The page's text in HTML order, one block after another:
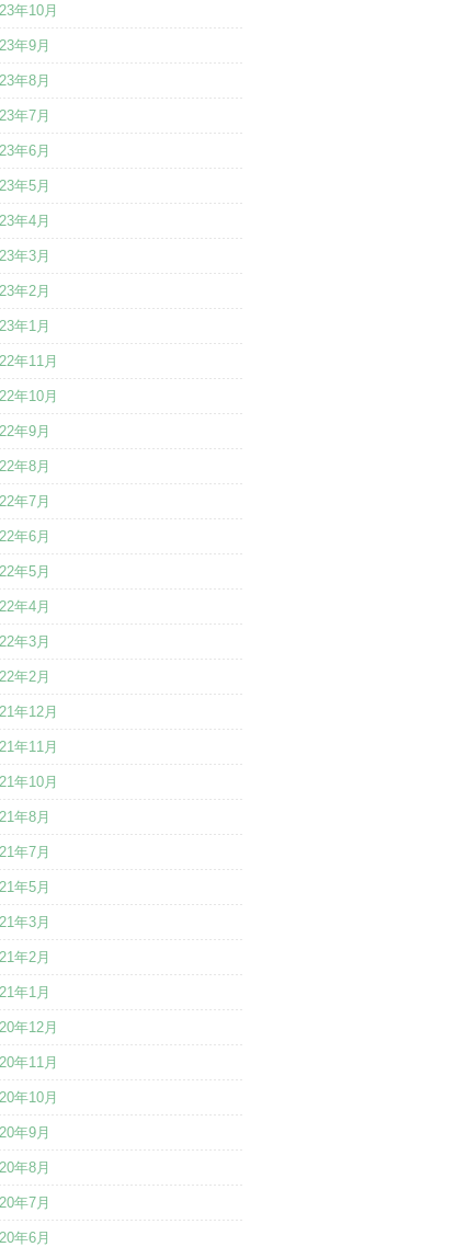
年10月
年9月
年8月
年7月
年6月
年5月
年4月
年3月
年2月
年1月
年11月
年10月
年9月
年8月
年7月
年6月
年5月
年4月
年3月
年2月
年12月
年11月
年10月
年8月
年7月
年5月
年3月
年2月
年1月
年12月
年11月
年10月
年9月
年8月
年7月
年6月